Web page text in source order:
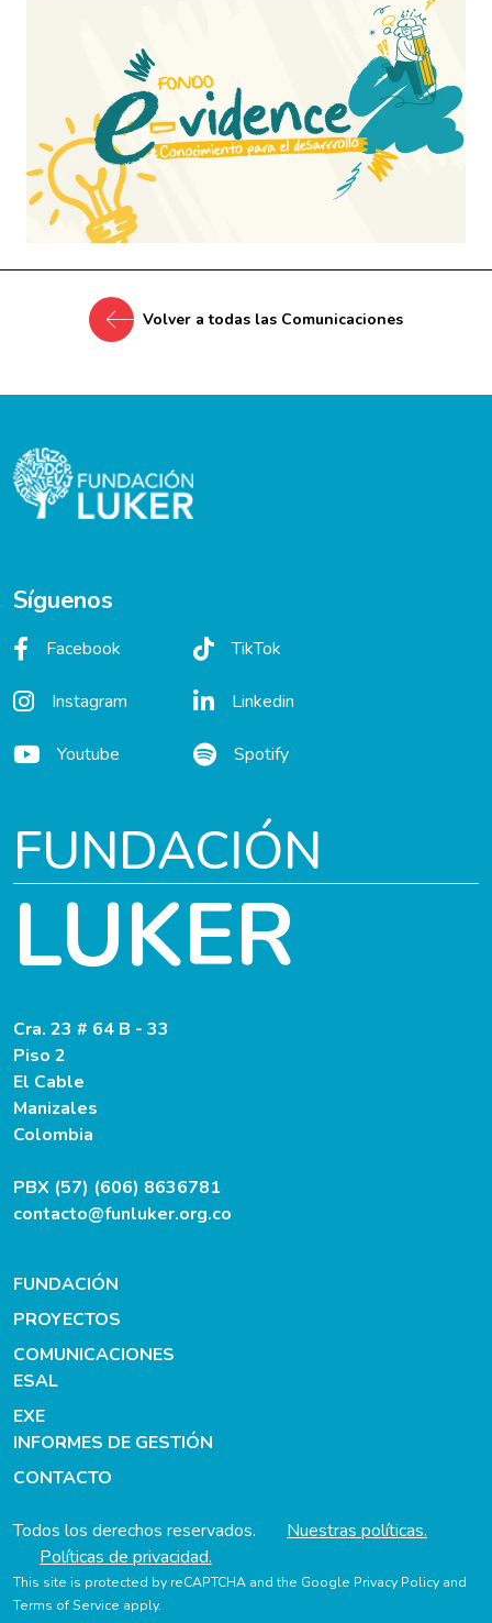
Volver a todas las Comunicaciones
Síguenos
Facebook
Instagram
Youtube
TikTok
Linkedin
Spotify
FUNDACIÓN
LUKER
Cra. 23 # 64 B - 33
Piso 2
El Cable
Manizales
Colombia
PBX (57) (606) 8636781
contacto@funluker.org.co
FUNDACIÓN
PROYECTOS
COMUNICACIONES
ESAL
EXE
INFORMES DE GESTIÓN
CONTACTO
Todos los derechos reservados.
Nuestras políticas.
Políticas de privacidad.
This site is protected by reCAPTCHA and the Google Privacy Policy and
Terms of Service apply.